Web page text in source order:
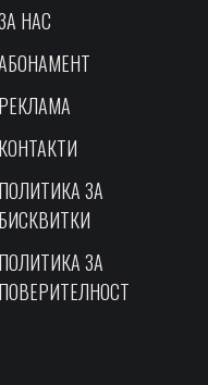
НАС
РЕКЛАМА
КОНТАКТИ
ПОЛИТИКА ЗА
БИСКВИТКИ
ПОЛИТИКА ЗА
ПОВЕРИТЕЛНОСТ